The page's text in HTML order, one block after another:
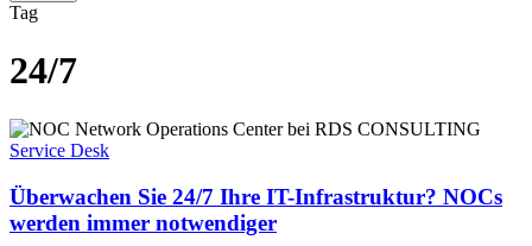
Close
Tag
24/7
Überwachen
Sie
Ihre
IT-
Infrastruktur?
Service Desk
Überwachen Sie 24/7 Ihre IT-Infrastruktur? NOCs
werden immer notwendiger